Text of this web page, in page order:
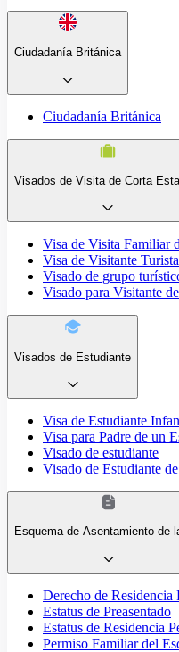
Ciudadanía Británica
Ciudadanía Británica
Visados de Visita de Corta
Visa de Visita Familiar
Visa de Visitante Turista
Visado de grupo
Visado para Visitante
Visados de Estudiante
Visa de Estudiante
Visa para Padre de un
Visado de estudiante
Visado de Estudiante
Esquema de Asentamiento de
Derecho de Residencia
Estatus de Preasentado
Estatus de Residencia
Permiso Familiar del